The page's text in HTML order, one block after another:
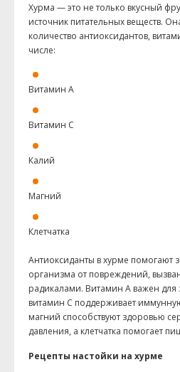
Хурма — это не только вкусный
источник питательных веществ.
количество антиоксидантов,
числе:
Витамин А
Витамин С
Калий
Магний
Клетчатка
Антиоксиданты в хурме помогают
организма от повреждений,
радикалами. Витамин А важен для
витамин С поддерживает
магний способствуют здоровью
давления, а клетчатка помогает
Рецепты настойки на хурме